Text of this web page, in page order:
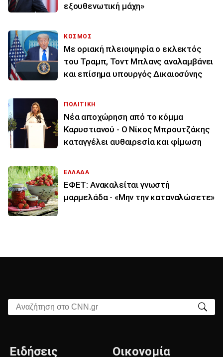
εξουθενωτική μάχη»
ΚΟΣΜΟΣ
Με οριακή πλειοψηφία ο εκλεκτός
του Τραμπ, Τοντ Μπλανς αναλαμβάνει
και επίσημα υπουργός Δικαιοσύνης
ΠΟΛΙΤΙΚΗ
Νέα αποχώρηση από το κόμμα
Καρυστιανού - Ο Νίκος Μπρουτζάκης
καταγγέλει αυθαιρεσία και φίμωση
ΕΛΛΑΔΑ
ΕΦΕΤ: Ανακαλείται γνωστή
μαρμελάδα - «Μην την καταναλώσετε»
Αναζήτηση στο CNN.gr
Ειδήσεις Οικονομία